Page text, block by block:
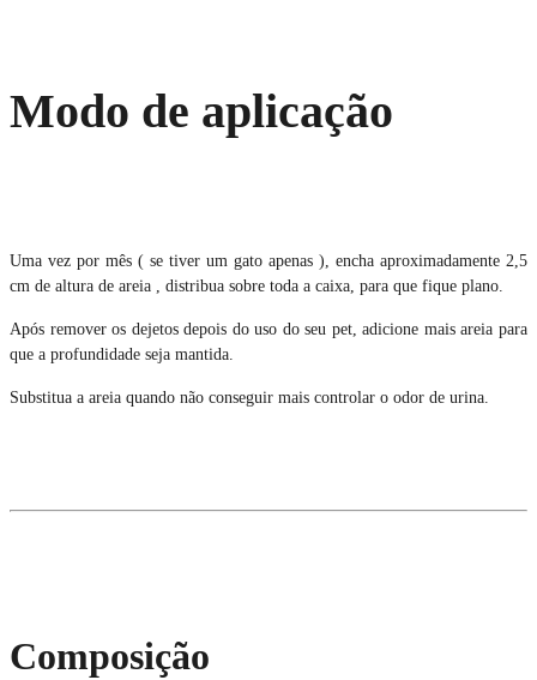
Modo de aplicação
Uma vez por mês ( se tiver um gato apenas ), encha aproximadamente 2,5
cm de altura de areia , distribua sobre toda a caixa, para que fique plano.
Após remover os dejetos depois do uso do seu pet, adicione mais areia para
que a profundidade seja mantida.
Substitua a areia quando não conseguir mais controlar o odor de urina.
Composição